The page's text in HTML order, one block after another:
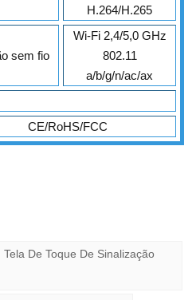
H.264/H.265
sem fio
Wi-Fi 2,4/5,0 GHz
802.11
a/b/g/n/ac/ax
CE/RoHS/FCC
De Toque De Sinalização